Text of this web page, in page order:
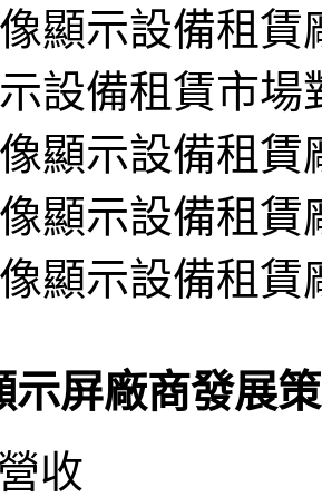
顯示設備租
設備租賃市
顯示設備租賃
顯示設備租賃
顯示設備租賃
示屏廠商發展
收